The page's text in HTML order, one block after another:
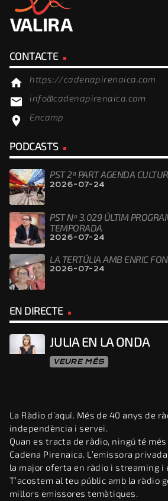
CONTACTE
home https://cadenapirenaica.com
email info@cadenapirenaica.com
location_on Encamp
PODCASTS
PST 2ª PART AGENDA
2026-07-24
PST Nº 3.029 ÚLTIM
TEMPORADA
2026-07-24
LA TERTÚLIA AMB ENRIC
2026-07-24
EN DIRECTE
JULIA EN LA ONDA
VEURE MÉS
La Ràdio d’aquí. Més de 40 anys de
independència i servei.
Quan es tracta de ràdio, ningú té
Cadena Pirenaica. L’emissora
la major oferta en ràdio i streaming i
T’acostem al teu públic amb la ràdio
millors emissores temàtiques.